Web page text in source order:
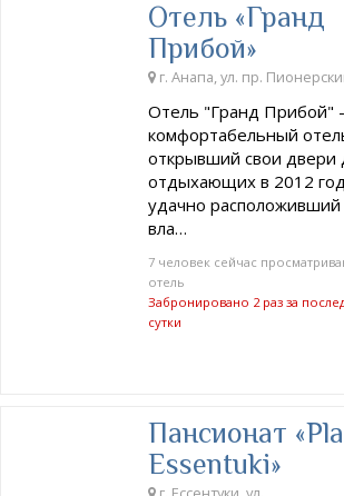
Отель «Гранд
Прибой»
г. Анапа, ул. пр.
Отель "Гранд Прибой"
комфортабельный
открывший свои двери
отдыхающих в 2012
удачно расположивший
вла…
7 человек сейчас
отель
Забронировано 2 раз за
сутки
Пансионат
Essentuki»